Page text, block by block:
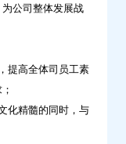
公司整体发展战
提高全体司员工素
化精髓的同时，与